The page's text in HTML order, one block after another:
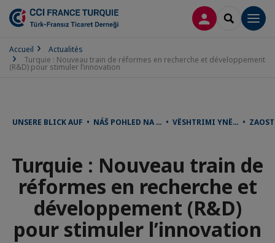
CONNEXION
Accueil
Actualités
Turquie : Nouveau train de réformes en recherche et développement
(R&D) pour stimuler l’innovation
UNSERE BLICK AUF • NÁŠ POHLED NA … • VËSHTRIMI YNË… •
Turquie : Nouveau train de
réformes en recherche et
développement (R&D)
pour stimuler l’innovation